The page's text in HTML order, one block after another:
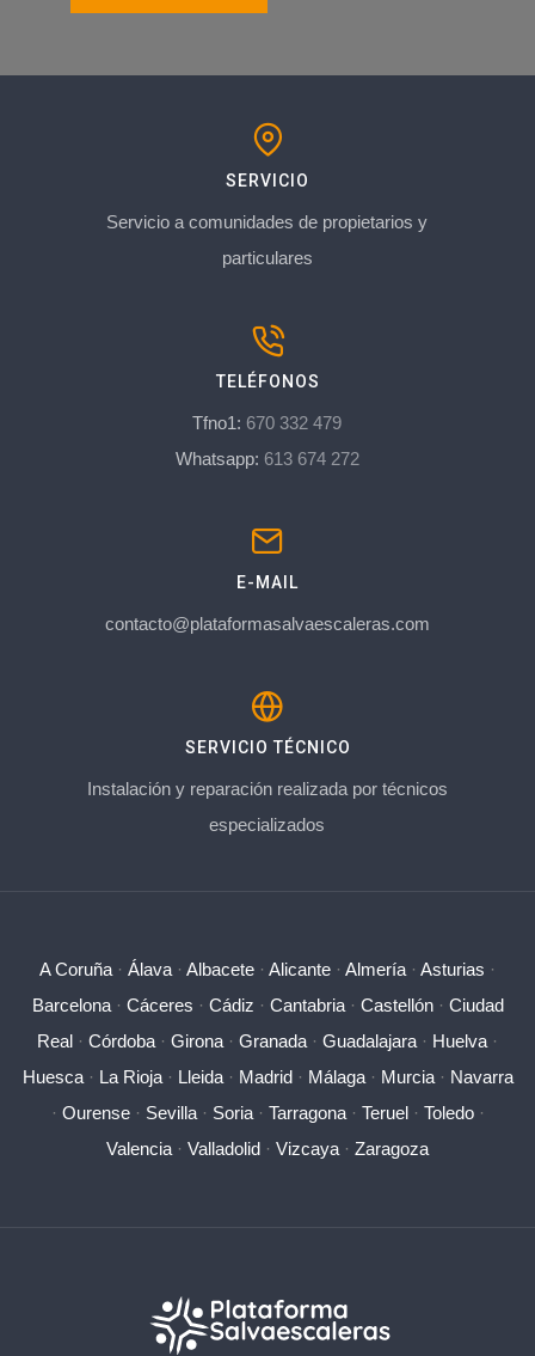
SERVICIO
Servicio a comunidades de propietarios y
particulares
TELÉFONOS
Tfno1: 670 332 479
Whatsapp: 613 674 272
E-MAIL
contacto@plataformasalvaescaleras.com
SERVICIO TÉCNICO
Instalación y reparación realizada por técnicos
especializados
A Coruña · Álava · Albacete · Alicante · Almería · Asturias ·
Barcelona· Cáceres · Cádiz · Cantabria· Castellón· Ciudad
Real · Córdoba · Girona · Granada · Guadalajara · Huelva ·
Huesca· La Rioja· Lleida· Madrid· Málaga· Murcia· Navarra
· Ourense· Sevilla· Soria· Tarragona· Teruel· Toledo·
Valencia · Valladolid · Vizcaya · Zaragoza